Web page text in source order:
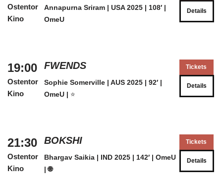
Ostentor
Kino
Annapurna Sriram | USA 2025 | 108′ |
OmeU
Details
19:00
Ostentor
Kino
FWENDS
Sophie Somerville | AUS 2025 | 92′ |
OmeU | ⭐️
Tickets
Details
21:30
Ostentor
Kino
BOKSHI
Bhargav Saikia | IND 2025 | 142′ | OmeU
| 🌐
Tickets
Details